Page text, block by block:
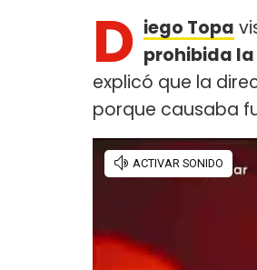
D iego Topa
prohibida
explicó que la
porque causaba